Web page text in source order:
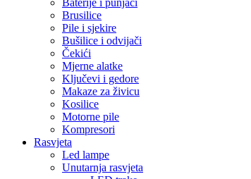
Baterije i punjači
Brusilice
Pile i sjekire
Bušilice i odvijači
Čekići
Mjerne alatke
Ključevi i gedore
Makaze za živicu
Kosilice
Motorne pile
Kompresori
Rasvjeta
Led lampe
Unutarnja rasvjeta